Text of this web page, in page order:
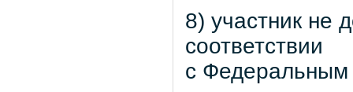
8) участник не
соответствии
с Федеральным